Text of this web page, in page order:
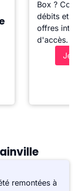
Box ?
débits et
offres
d'accès.
Je
remontées à